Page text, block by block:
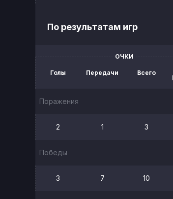
По результатам игр
ОЧКИ
Голы Передачи Всего
Поражения
2 1 3
Победы
3 7 10